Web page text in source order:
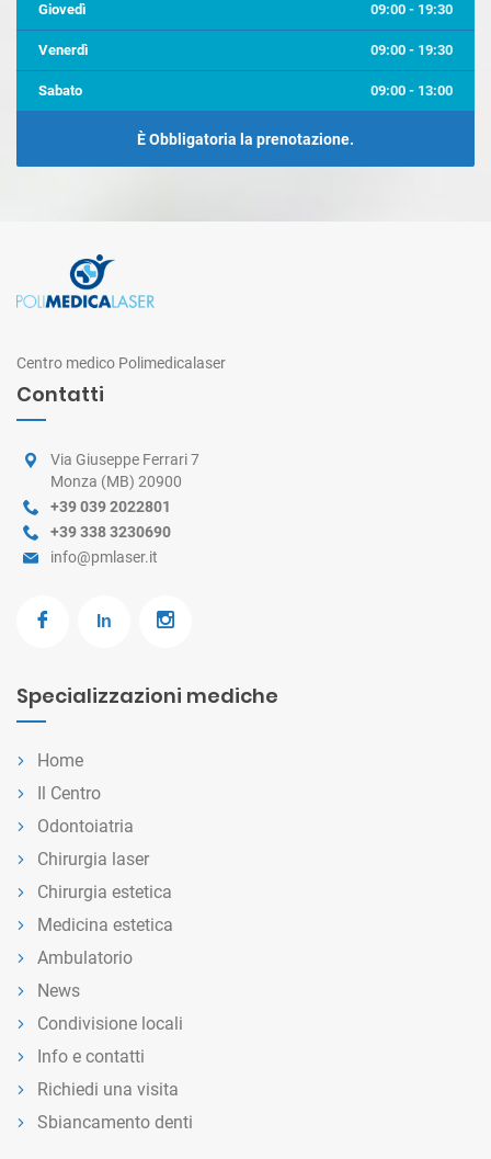
Giovedì 09:00 - 19:30
Venerdì 09:00 - 19:30
Sabato 09:00 - 13:00
È Obbligatoria la prenotazione.
Centro medico Polimedicalaser
Contatti
Via Giuseppe Ferrari 7
Monza (MB) 20900
+39 039 2022801
+39 338 3230690
info@pmlaser.it
Specializzazioni mediche
Home
Il Centro
Odontoiatria
Chirurgia laser
Chirurgia estetica
Medicina estetica
Ambulatorio
News
Condivisione locali
Info e contatti
Richiedi una visita
Sbiancamento denti